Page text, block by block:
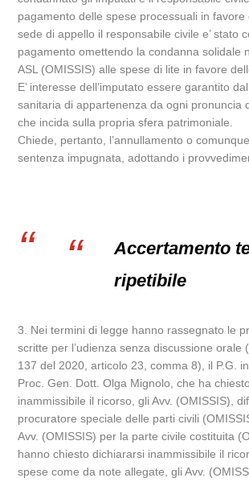
pagamento delle spese processuali in favore
sede di appello il responsabile civile e’ stato
pagamento omettendo la condanna solidale
ASL (OMISSIS) alle spese di lite in favore
E’ interesse dell’imputato essere garantito
sanitaria di appartenenza da ogni pronuncia
che incida sulla propria sfera patrimoniale.
Chiede, pertanto, l’annullamento o
sentenza impugnata, adottando i
Accertamento
ripetibile
3. Nei termini di legge hanno rassegnato le
scritte per l’udienza senza discussione orale
137 del 2020, articolo 23, comma 8), il P.G.
Proc. Gen. Dott. Olga Mignolo, che ha
inammissibile il ricorso, gli Avv. (OMISSIS),
procuratore speciale delle parti civili
Avv. (OMISSIS) per la parte civile costituita
hanno chiesto dichiararsi inammissibile il
spese come da note allegate, gli Avv.